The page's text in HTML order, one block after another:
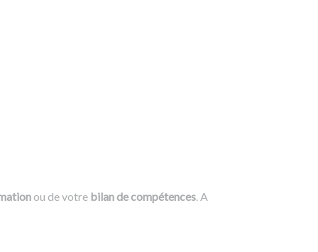
ou de votre bilan de compétences. A